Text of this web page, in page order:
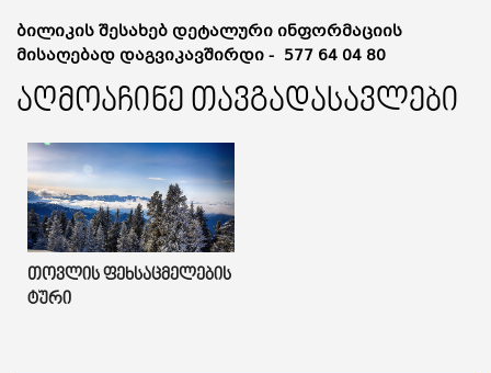
ბილიკის შესახებ დეტალური ინფორმაციის
მისაღებად დაგვიკავშირდი - 577 64 04 80
აღმოაჩინე თავგადასავლები
Თოვლის Ფეხსაცმელების
Ტური